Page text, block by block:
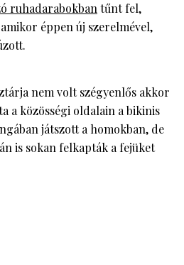
ruhadarabokbantűnt fel,
éppen új szerelmével,
nem volt szégyenlős akkor
a közösségi oldalain a bikinis
játszott a homokban, de
is sokan felkapták a fejüket